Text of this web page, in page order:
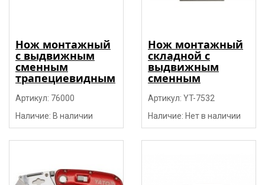
Нож монтажный
с выдвижным
сменным
трапециевидным
лезвием,
металличечкий
"Toya"
Артикул: 76000
Наличие: В наличии
Нож монтажный
складной с
выдвижным
сменным
лезвием SK5 150
мм, 6 лезвий
"Yato"
Артикул: YT-7532
Наличие: Нет в наличии